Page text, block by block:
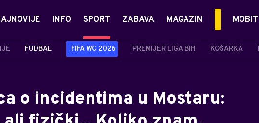
INFO SPORT
FUDBAL FIFA WC 2026 PREMIJER LIGA BIH KOŠARKA
ZABAVA MAGAZIN MOBIT
o incidentima u Mostaru: